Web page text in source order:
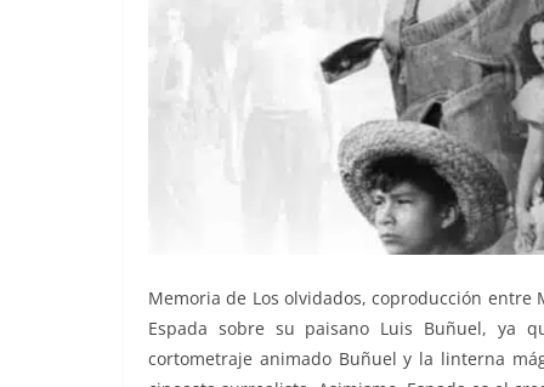
Memoria de Los olvidados, coproducción entre
Espada sobre su paisano Luis Buñuel, ya
cortometraje animado Buñuel y la linterna